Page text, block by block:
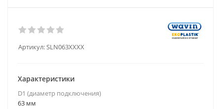
Артикул:SLN063XXXX
Характеристики
D1 (диаметр подключения)
63 мм